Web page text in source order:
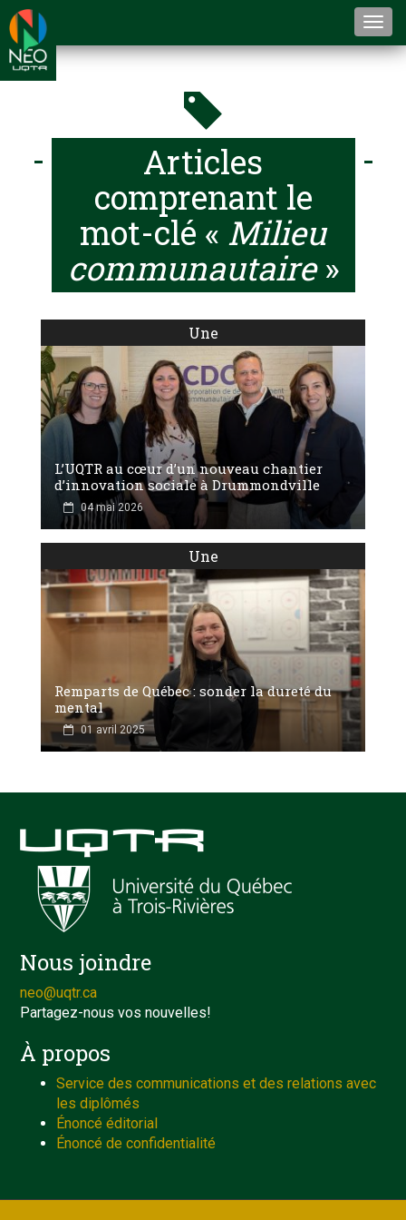
Articles
comprenant le
mot-clé « Milieu
communautaire»
Une
L’UQTR au cœur d’un nouveau chantier
d’innovation sociale à Drummondville
04 mai 2026
Une
Remparts de Québec : sonder la dureté du
mental
01 avril 2025
Nous joindre
neo@uqtr.ca
Partagez-nous vos nouvelles!
À propos
Service des communications et des relations avec
les diplômés
Énoncé éditorial
Énoncé de confidentialité